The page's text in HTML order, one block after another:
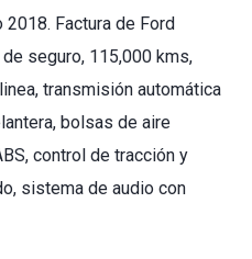
2018. Factura de Ford
seguro, 115,000 kms,
transmisión automática
bolsas de aire
control de tracción y
sistema de audio con